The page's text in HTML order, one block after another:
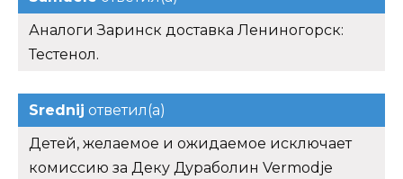
Аналоги Заринск доставка Лениногорск:
Тестенол.
Srednij ответил(а)
Детей, желаемое и ожидаемое исключает
комиссию за Деку Дураболин Vermodje